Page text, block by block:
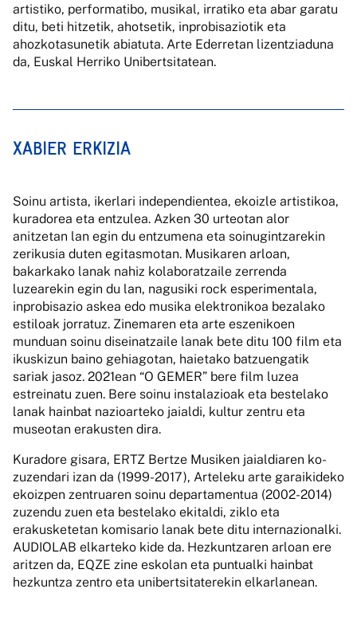
artistiko, performatibo, musikal, irratiko eta abar garatu
ditu, beti hitzetik, ahotsetik, inprobisaziotik eta
ahozkotasunetik abiatuta. Arte Ederretan lizentziaduna
da, Euskal Herriko Unibertsitatean.
XABIER ERKIZIA
Soinu artista, ikerlari independientea, ekoizle artistikoa,
kuradorea eta entzulea. Azken 30 urteotan alor
anitzetan lan egin du entzumena eta soinugintzarekin
zerikusia duten egitasmotan. Musikaren arloan,
bakarkako lanak nahiz kolaboratzaile zerrenda
luzearekin egin du lan, nagusiki rock esperimentala,
inprobisazio askea edo musika elektronikoa bezalako
estiloak jorratuz. Zinemaren eta arte eszenikoen
munduan soinu diseinatzaile lanak bete ditu 100 film eta
ikuskizun baino gehiagotan, haietako batzuengatik
sariak jasoz. 2021ean “O GEMER” bere film luzea
estreinatu zuen. Bere soinu instalazioak eta bestelako
lanak hainbat nazioarteko jaialdi, kultur zentru eta
museotan erakusten dira.
Kuradore gisara, ERTZ Bertze Musiken jaialdiaren ko-
zuzendari izan da (1999-2017), Arteleku arte garaikideko
ekoizpen zentruaren soinu departamentua (2002-2014)
zuzendu zuen eta bestelako ekitaldi, ziklo eta
erakusketetan komisario lanak bete ditu internazionalki.
AUDIOLAB elkarteko kide da. Hezkuntzaren arloan ere
aritzen da, EQZE zine eskolan eta puntualki hainbat
hezkuntza zentro eta unibertsitaterekin elkarlanean.